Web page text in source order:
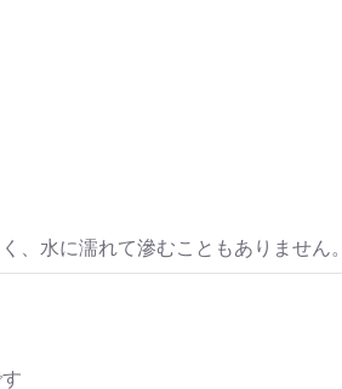
、水に濡れて滲むこともありません。